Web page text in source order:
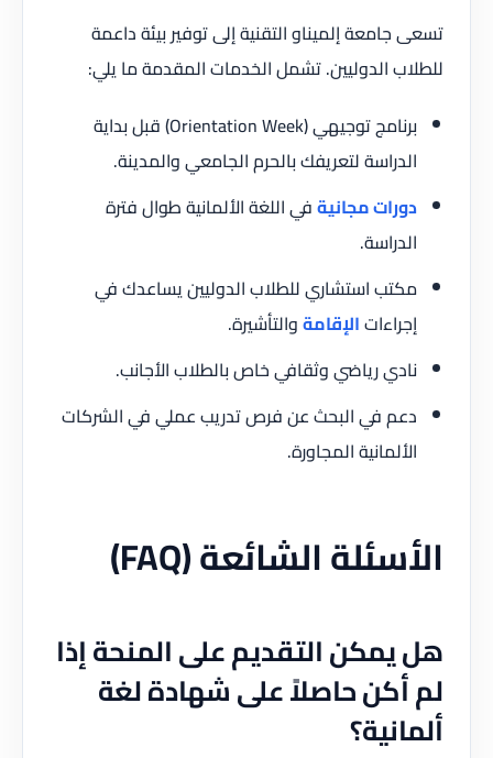
تسعى جامعة إلميناو التقنية إلى توفير بيئة داعمة
للطلاب الدوليين. تشمل الخدمات المقدمة ما يلي:
برنامج توجيهي (Orientation Week) قبل بداية
الدراسة لتعريفك بالحرم الجامعي والمدينة.
دورات مجانيةفي اللغة الألمانية طوال فترة
الدراسة.
مكتب استشاري للطلاب الدوليين يساعدك في
إجراءاتالإقامةوالتأشيرة.
نادي رياضي وثقافي خاص بالطلاب الأجانب.
دعم في البحث عن فرص تدريب عملي في الشركات
الألمانية المجاورة.
الأسئلة الشائعة (FAQ)
هل يمكن التقديم على المنحة إذا
لم أكن حاصلاً على شهادة لغة
ألمانية؟